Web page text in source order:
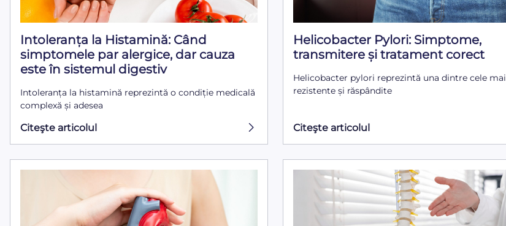
Intoleranța la Histamină: Când
simptomele par alergice, dar cauza
este în sistemul digestiv
Intoleranța la histamină reprezintă o condiție medicală
complexă și adesea
Citeşte articolul
Helicobacter Pylori: Simptome,
transmitere și tratament corect
Helicobacter pylori reprezintă una dintre cele mai
rezistente și răspândite
Citeşte articolul